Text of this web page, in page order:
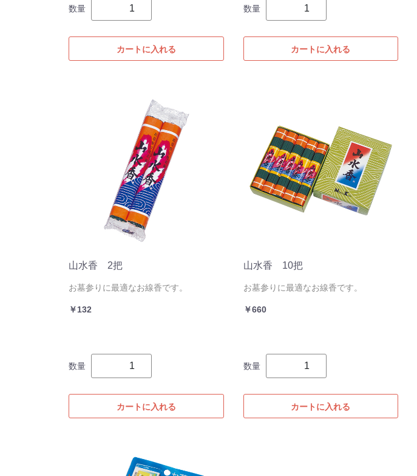
数量
カートに入れる
数量
カートに入れる
山水香 2把
お墓参りに最適なお線香です。
￥132
数量
カートに入れる
山水香 10把
お墓参りに最適なお線香です。
￥660
数量
カートに入れる